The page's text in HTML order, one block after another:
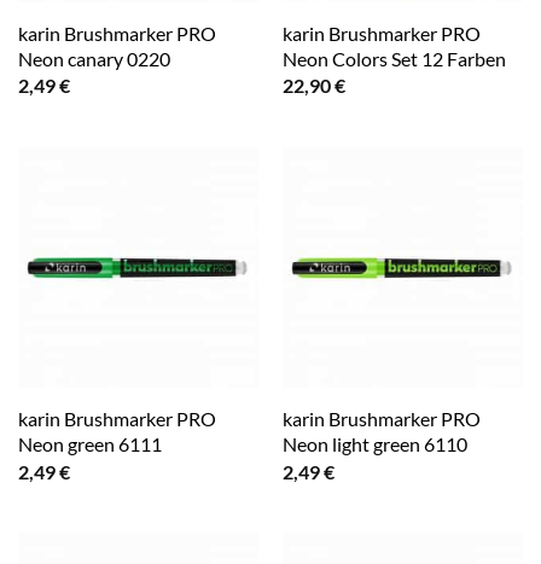
karin Brushmarker PRO
Neon canary 0220
2,49€
karin Brushmarker PRO
Neon Colors Set 12 Farben
22,90€
karin Brushmarker PRO
Neon green 6111
2,49€
karin Brushmarker PRO
Neon light green 6110
2,49€